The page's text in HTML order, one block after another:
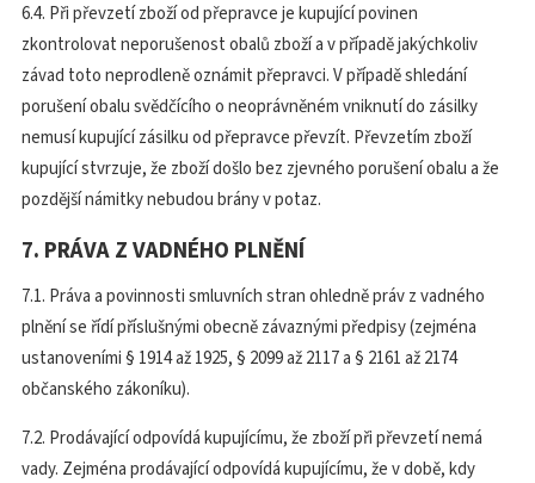
6.4. Při převzetí zboží od přepravce je kupující povinen
zkontrolovat neporušenost obalů zboží a v případě jakýchkoliv
závad toto neprodleně oznámit přepravci. V případě shledání
porušení obalu svědčícího o neoprávněném vniknutí do zásilky
nemusí kupující zásilku od přepravce převzít. Převzetím zboží
kupující stvrzuje, že zboží došlo bez zjevného porušení obalu a že
pozdější námitky nebudou brány v potaz.
7. PRÁVA Z VADNÉHO PLNĚNÍ
7.1. Práva a povinnosti smluvních stran ohledně práv z vadného
plnění se řídí příslušnými obecně závaznými předpisy (zejména
ustanoveními § 1914 až 1925, § 2099 až 2117 a § 2161 až 2174
občanského zákoníku).
7.2. Prodávající odpovídá kupujícímu, že zboží při převzetí nemá
vady. Zejména prodávající odpovídá kupujícímu, že v době, kdy